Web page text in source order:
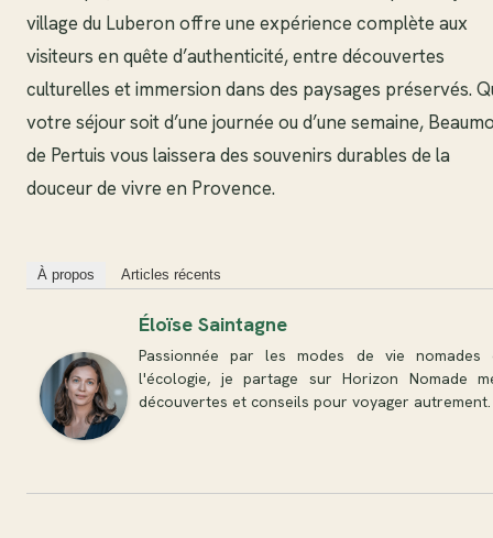
village du Luberon offre une expérience complète aux
visiteurs en quête d’authenticité, entre découvertes
culturelles et immersion dans des paysages préservés.
votre séjour soit d’une journée ou d’une semaine,
de Pertuis vous laissera des souvenirs durables de la
douceur de vivre en Provence.
À propos Articles récents
Éloïse Saintagne
Passionnée par les modes de vie nomades
l'écologie, je partage sur Horizon Nomade
découvertes et conseils pour voyager autrement.